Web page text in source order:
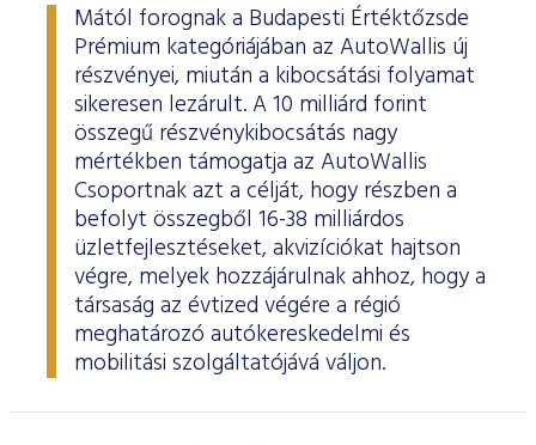
Mától forognak a Budapesti Értéktőzsde
Prémium kategóriájában az AutoWallis új
részvényei, miután a kibocsátási folyamat
sikeresen lezárult. A 10 milliárd forint
összegű részvénykibocsátás nagy
mértékben támogatja az AutoWallis
Csoportnak azt a célját, hogy részben a
befolyt összegből 16-38 milliárdos
üzletfejlesztéseket, akvizíciókat hajtson
végre, melyek hozzájárulnak ahhoz, hogy a
társaság az évtized végére a régió
meghatározó autókereskedelmi és
mobilitási szolgáltatójává váljon.